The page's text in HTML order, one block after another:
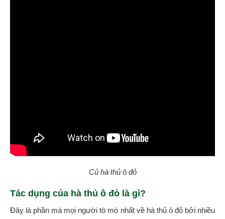
Củ hà thủ ô đỏ
Tác dụng của hà thủ ô đỏ là gì?
Đây là phần mà mọi người tò mò nhất về hà thủ ô đỏ bởi nhiều